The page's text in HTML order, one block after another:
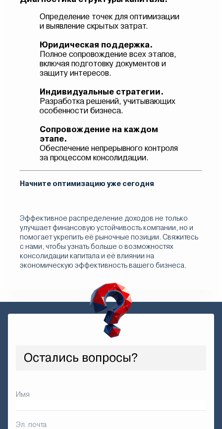
Определение точек для оптимизации
и выявление скрытых затрат.
Юридическая поддержка.
Полное сопровождение всех этапов,
включая подготовку документов и
защиту интересов.
Индивидуальные стратегии.
Разработка решений, учитывающих
особенности бизнеса.
Сопровождение на каждом
этапе.
Обеспечение непрерывного контроля
за процессом консолидации.
Начните оптимизацию уже сегодня
Эффективное распределение доходов не только
улучшает финансовую устойчивость компании, но и
помогает укрепить её рыночные позиции. Свяжитесь
с нами, чтобы узнать больше о возможностях
консолидации капитала и её влиянии на
экономическую эффективность вашего бизнеса.
Остались вопросы?
Имя
Эл. почта